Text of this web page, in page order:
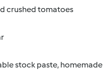
crushed tomatoes
stock paste, homemade